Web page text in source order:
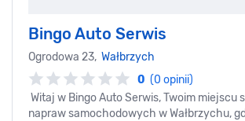
Bingo Auto Serwis
Ogrodowa 23, Wałbrzych
0 (0 opinii)
Witaj w Bingo Auto Serwis, Twoim miejscu
napraw samochodowych w Wałbrzychu,